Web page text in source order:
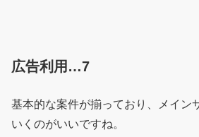
広告利用…7
基本的な案件が揃っており、メイン
いくのがいいですね。